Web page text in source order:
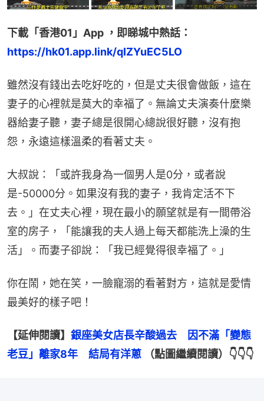
下載「香港01」App ，即睇城中熱話：
https://hk01.app.link/qIZYuEC5LO
雖然沒有錢出去吃好吃的，但是丈夫很會做飯，這在
妻子的心裡就是莫大的幸福了。無論丈夫演奏什麼樂
器給妻子聽，妻子總是很開心總說很好聽，沒有抱
怨，永遠這樣溫柔的看著丈夫。
大叔說：「或許我身為一個男人是0分，或者說
是-50000分。如果沒有我的妻子，我肯定活不下
去。」在丈夫心裡，現在最小的願望就是有一間帶浴
室的房子，「能讓我的夫人過上每天都能洗上澡的生
活」。而妻子卻說：「我已經覺得很幸福了。」
你在鬧，她在笑，一臉寵溺的看著對方，這就是愛情
最美好的樣子吧！
【延伸閱讀】 銀座美女店長辛酸過去　因不滿「變態
老豆」離家8年　結局有洋蔥 （點圖繼續閱讀）👇👇👇